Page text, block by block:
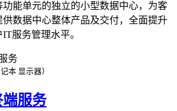
功能单元的独立的小型数据中心，为客
供数据中心整体产品及交付，全面提升
IT服务管理水平。
务
本 显示器）
服务